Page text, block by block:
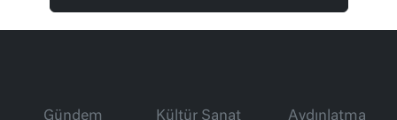
Gündem
Kültür Sanat
Aydınlatma